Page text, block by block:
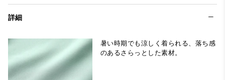
詳細
暑い時期でも涼しく着られる、落ち感
のあるさらっとした素材。